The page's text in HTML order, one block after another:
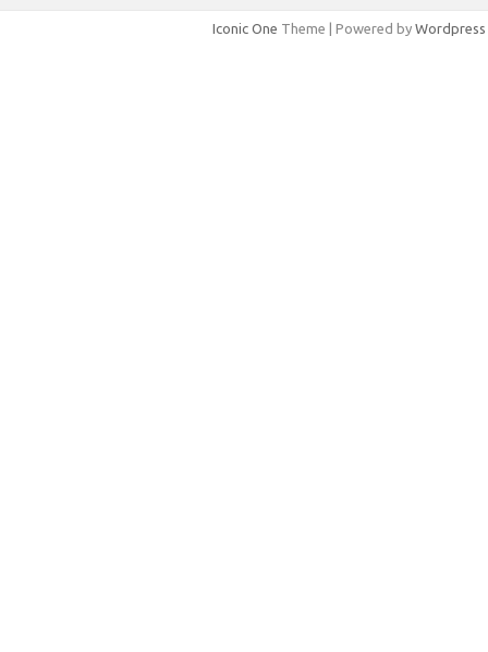
Iconic One Theme | Powered by Wordpress